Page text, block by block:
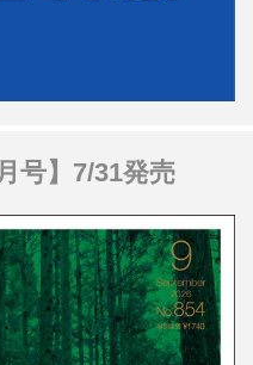
号】7/31発売